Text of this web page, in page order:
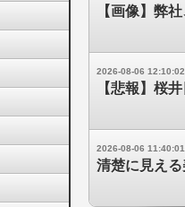
【画像】弊
2026-08-06 12:10:02
【悲報】桜
2026-08-06 11:40:01
清楚に見え